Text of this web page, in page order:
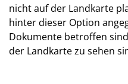
nicht auf der Landkarte
hinter dieser Option
Dokumente betroffen
der Landkarte zu sehen